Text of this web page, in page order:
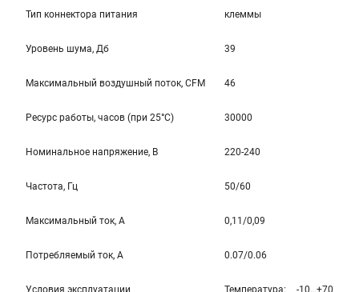
Тип коннектора питания клеммы
Уровень шума, Дб 39
Максимальный воздушный поток, CFM 46
Ресурс работы, часов (при 25°C) 30000
Номинальное напряжение, В 220-240
Частота, Гц 50/60
Максимальный ток, А 0,11/0,09
Потребляемый ток, А 0.07/0.06
Условия эксплуатации Температура: -10…+70